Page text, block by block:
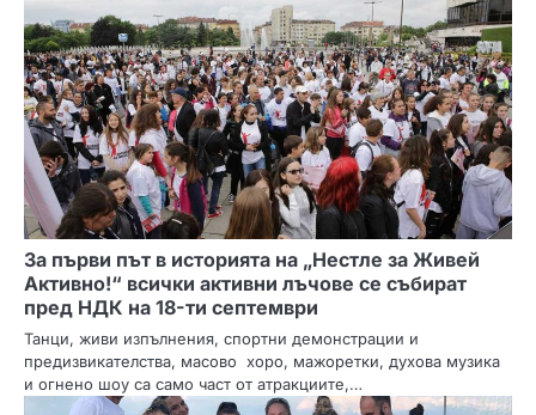
За първи път в историята на „Нестле за Живей
Активно!“ всички активни лъчове се събират
пред НДК на 18-ти септември
Танци, живи изпълнения, спортни демонстрации и
предизвикателства, масово хоро, мажоретки, духова музика
и огнено шоу са само част от атракциите,…